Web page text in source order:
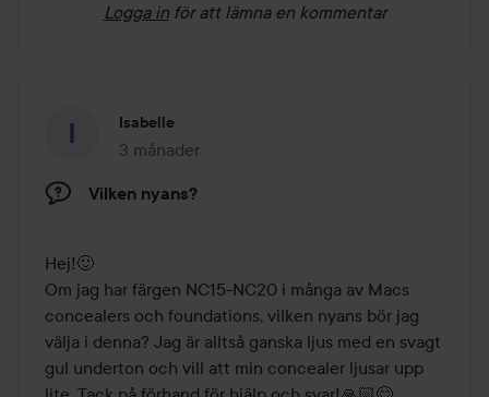
Logga in för att lämna en kommentar
Isabelle
3 månader
Inlägget skapades 3 månader
Vilken nyans?
Hej!🙂
Om jag har färgen NC15-NC20 i många av Macs
concealers och foundations, vilken nyans bör jag
välja i denna? Jag är alltså ganska ljus med en svagt
gul underton och vill att min concealer ljusar upp